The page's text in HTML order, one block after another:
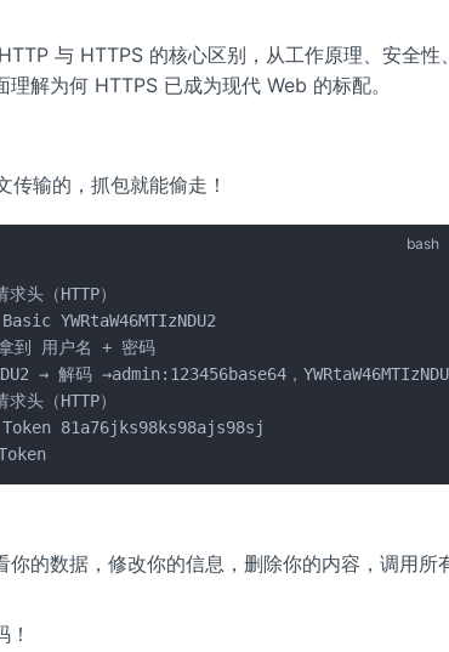
与 HTTPS 的核心区别，从工作原理、安全性
解为何 HTTPS 已成为现代 Web 的标配。
输的，抓包就能偷走！
bash
头（HTTP）
YWRtaW46MTIzNDU2
到 用户名 + 密码
→ 解码 →admin:123456base64，
头（HTTP）
81a76jks98ks98ajs98sj
你的数据，修改你的信息，删除你的内容，调用所